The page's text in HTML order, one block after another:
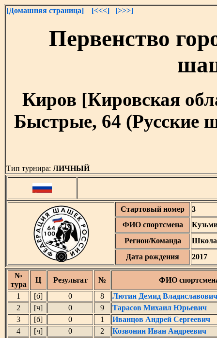
[Домашняя страница] [<<<] [>>>]
Первенство
Киров [Кировская
Быстрые, 64 (Русские
Тип турнира: ЛИЧНЫЙ
Стартовый номер
3
ФИО спортсмена
Регион/Команда
Дата рождения
2017
№
тура
Ц Результат №
ФИО
1
[б] 0 8
Лютин Демид Владиславович
2
[ч] 0 9
Тарасов Михаил Юрьевич
3
[б] 0 1
Иванцов Андрей Сергеевич
4
[ч] 0 2
Козвонин Иван Андреевич